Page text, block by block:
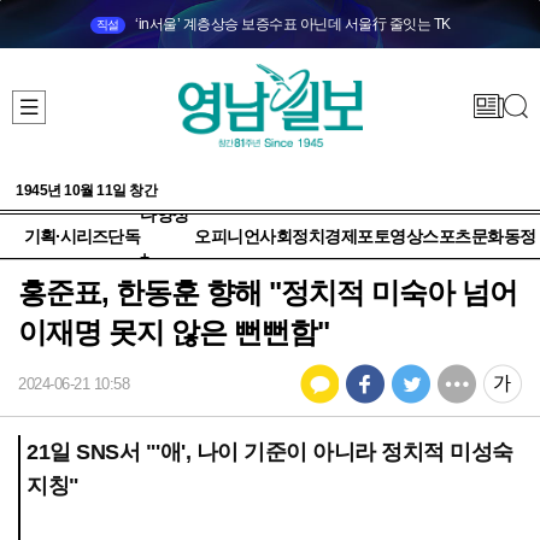
직설 ‘in서울’ 계층상승 보증수표 아닌데 서울行 줄잇는 TK
1945년 10월 11일 창간
기획·시리즈단독
다양성
+
오피니언사회정치 경제 포토영상스포츠문화동정
홍준표, 한동훈 향해 "정치적 미숙아 넘어
이재명 못지 않은 뻔뻔함"
2024-06-21 10:58
21일 SNS서 "'애', 나이 기준이 아니라 정치적 미성숙
지칭"